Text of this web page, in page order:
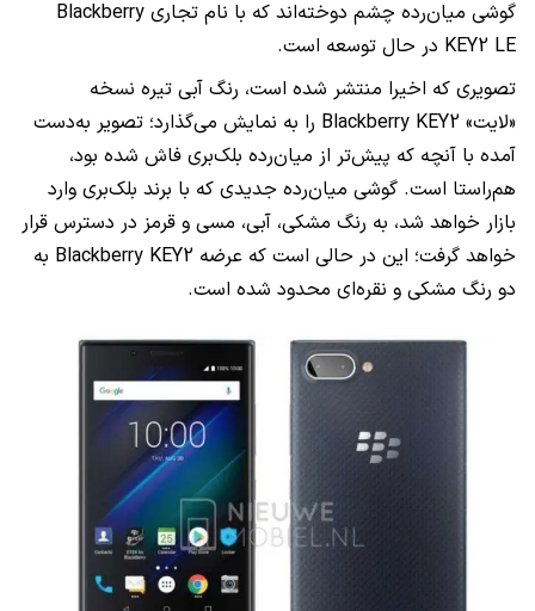
گوشی میان‌رده چشم دوخته‌اند که با نام تجاری Blackberry
KEY2 LE در حال توسعه است.
تصویری که اخیرا منتشر شده است، رنگ آبی تیره نسخه
«لایت» Blackberry KEY2 را به نمایش می‌گذارد؛ تصویر به‌دست
آمده با آنچه که پیش‌تر از میان‌رده بلک‌بری فاش شده بود،
هم‌راستا است. گوشی میان‌رده جدیدی که با برند بلک‌بری وارد
بازار خواهد شد، به رنگ مشکی، آبی، مسی و قرمز در دسترس قرار
خواهد گرفت؛ این در حالی است که عرضه
Blackberry KEY2 به
دو رنگ مشکی و نقره‌ای محدود شده است.